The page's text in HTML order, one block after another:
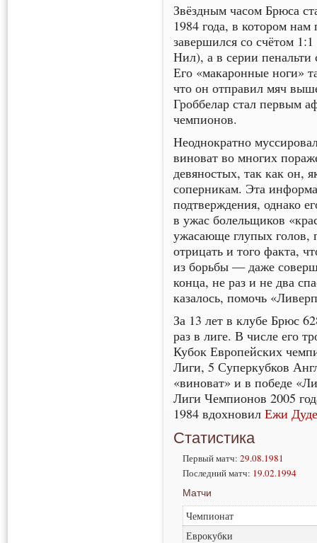
Звёздным часом Брюса
1984 года, в котором
завершился со счётом
Нил), а в серии пенальти
Его «макаронные ноги»
что он отправил мяч
Гроббелар стал первым
чемпионов.
Неоднократно
виноват во многих
девяностых, так как он,
соперникам. Эта
подтверждения, однако
в ужас болельщиков
ужасающе глупых
отрицать и того факта,
из борьбы — даже
конца, не раз и не два
казалось, помочь
За 13 лет в клубе Брюс
раз в лиге. В числе его
Кубок Европейских
Лиги, 5 Суперкубков
«виноват» и в победе
Лиги Чемпионов 2005
1984 вдохновилЕжи
Статистика
Первый матч: 29.08.1981
Последний матч: 19.02.1994
Матчи
Чемпионат
Еврокубки